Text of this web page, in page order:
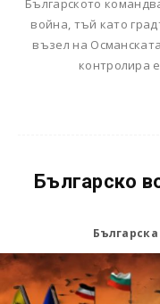
Българското
война, тъй като
възел на
контролира
Българско